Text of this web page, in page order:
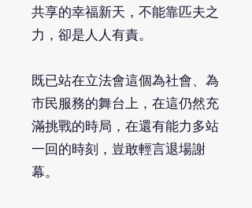
共享的幸福新天，不能靠匹夫之
力，卻是人人有責。
既已站在立法會這個為社會、為
市民服務的舞台上，在這仍然充
滿挑戰的時局，在還有能力多站
一回的時刻，豈敢輕言退場謝
幕。